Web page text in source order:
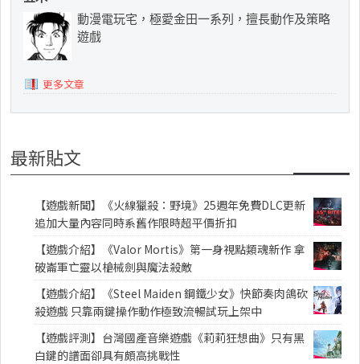
動漫電玩宅，極愛金田一系列，擅長動作及策略
遊戲
更多文章
最新貼文
【遊戲新聞】《火線獵殺：野境》25週年免費DLC更新
追加大量內容同時系舊作限時超平價折扣
【遊戲介紹】《Valor Mortis》第一身視點類魂新作 拿
破崙軍亡靈以槍械劍與魔法殺敵
【遊戲介紹】《Steel Maiden 鋼鐵少女》快節奏肉鴿砍
殺遊戲 只靠兩鍵操作動作極致流暢試玩上架中
【遊戲評測】台灣國產音樂遊戲《莉莉狂想曲》只有黑
白鍵的譜面卻具有頗高挑戰性